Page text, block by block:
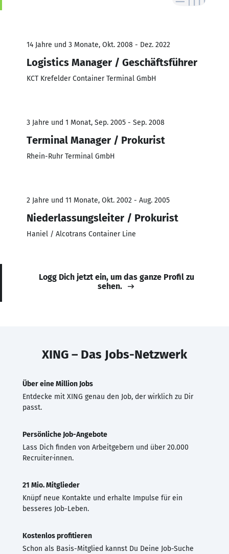
14 Jahre und 3 Monate, Okt. 2008 - Dez. 2022
Logistics Manager / Geschäftsführer
KCT Krefelder Container Terminal GmbH
3 Jahre und 1 Monat, Sep. 2005 - Sep. 2008
Terminal Manager / Prokurist
Rhein-Ruhr Terminal GmbH
2 Jahre und 11 Monate, Okt. 2002 - Aug. 2005
Niederlassungsleiter / Prokurist
Haniel / Alcotrans Container Line
Logg Dich jetzt ein, um das ganze Profil zu
sehen.
XING – Das Jobs-Netzwerk
Über eine Million Jobs
Entdecke mit XING genau den Job, der wirklich zu Dir
passt.
Persönliche Job-Angebote
Lass Dich finden von Arbeitgebern und über 20.000
Recruiter·innen.
21 Mio. Mitglieder
Knüpf neue Kontakte und erhalte Impulse für ein
besseres Job-Leben.
Kostenlos profitieren
Schon als Basis-Mitglied kannst Du Deine Job-Suche